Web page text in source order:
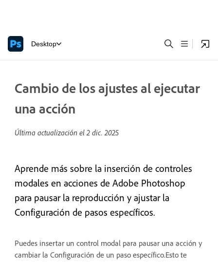
Desktop
Cambio de los ajustes al ejecutar
una acción
Última actualización el2 dic. 2025
Aprende más sobre la inserción de controles
modales en acciones de Adobe Photoshop
para pausar la reproducción y ajustar la
Configuración de pasos específicos.
Puedes insertar un control modal para pausar una acción y
cambiar la Configuración de un paso específico.Esto te